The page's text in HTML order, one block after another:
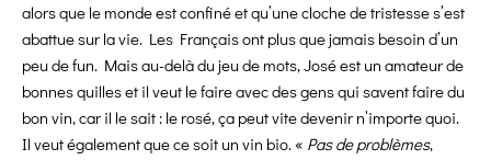
alors que le monde est confiné et qu’une cloche de tristesse s’est
abattue sur la vie. Les Français ont plus que jamais besoin d’un
peu de fun. Mais au-delà du jeu de mots, José est un amateur de
bonnes quilles et il veut le faire avec des gens qui savent faire du
bon vin, car il le sait : le rosé, ça peut vite devenir n’importe quoi.
Il veut également que ce soit un vin bio. « Pas de problèmes,